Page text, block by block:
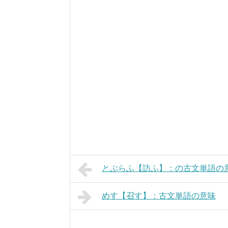
とぶらふ【訪ふ】：の古文単語の
めす【召す】：古文単語の意味